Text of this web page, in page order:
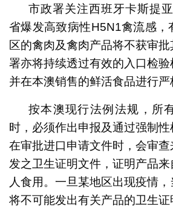
市政署关注西班牙卡斯提
省爆发高致病性H5N1禽流感，
区的禽肉及禽肉产品将不获审
署亦将持续透过有效的入口检
并在本澳销售的鲜活食品进行严
按本澳现行法例法规，所
时，必须作出申报及通过强制
在审批进口申请文件时，会审
发之卫生证明文件，证明产品
人食用。一旦某地区出现疫情
将不可能发出有关产品的卫生